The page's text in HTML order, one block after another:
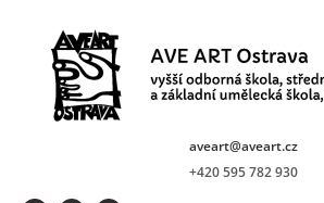
aveart@aveart.cz
+420 595 782 930